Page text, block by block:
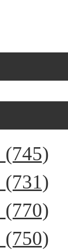
(745)
(731)
(770)
(750)